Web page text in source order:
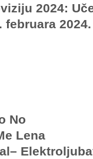
2024:
No
Lena